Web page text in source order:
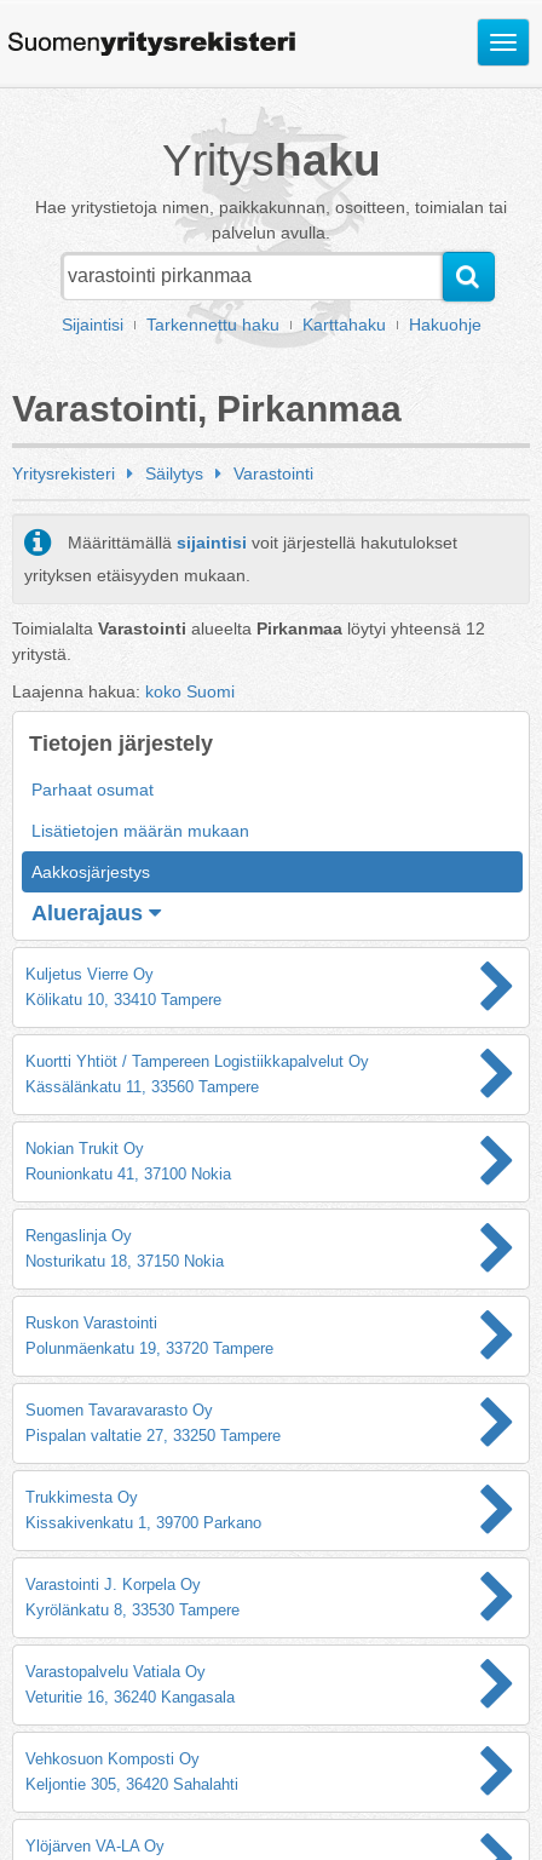
Avaa
Yrityshaku
Hae yritystietoja nimen, paikkakunnan, osoitteen, toimialan tai
palvelun avulla.
Sijaintisi Tarkennettu haku Karttahaku Hakuohje
Varastointi, Pirkanmaa
Yritysrekisteri Säilytys Varastointi
Määrittämällä sijaintisi voit järjestellä hakutulokset
yrityksen etäisyyden mukaan.
Toimialalta Varastointi alueelta Pirkanmaa löytyi yhteensä 12
yritystä.
Laajenna hakua: koko Suomi
Tietojen järjestely
Parhaat osumat
Lisätietojen määrän mukaan
Aakkosjärjestys
Aluerajaus
Kuljetus Vierre Oy
Kölikatu 10, 33410 Tampere
Kuortti Yhtiöt / Tampereen Logistiikkapalvelut Oy
Kässälänkatu 11, 33560 Tampere
Nokian Trukit Oy
Rounionkatu 41, 37100 Nokia
Rengaslinja Oy
Nosturikatu 18, 37150 Nokia
Ruskon Varastointi
Polunmäenkatu 19, 33720 Tampere
Suomen Tavaravarasto Oy
Pispalan valtatie 27, 33250 Tampere
Trukkimesta Oy
Kissakivenkatu 1, 39700 Parkano
Varastointi J. Korpela Oy
Kyrölänkatu 8, 33530 Tampere
Varastopalvelu Vatiala Oy
Veturitie 16, 36240 Kangasala
Vehkosuon Komposti Oy
Keljontie 305, 36420 Sahalahti
Ylöjärven VA-LA Oy